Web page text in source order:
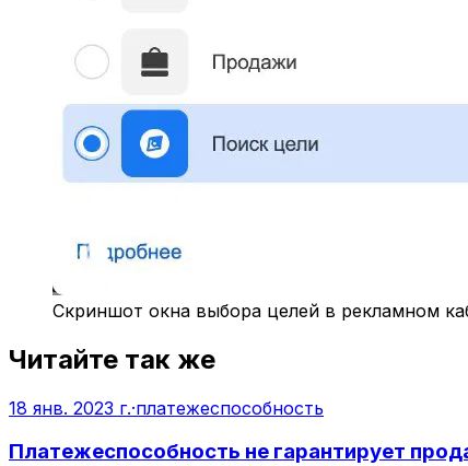
Скриншот окна выбора целей в рекламном
Читайте так же
18 янв. 2023 г.·платежеспособность
Платежеспособность не гарантирует